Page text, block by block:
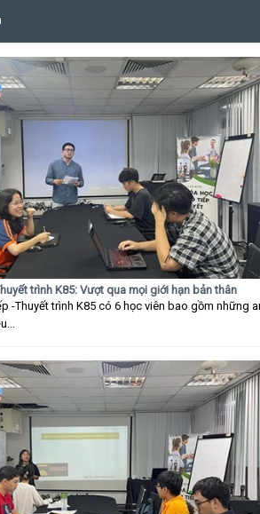
trình K85: Vượt qua mọi giới hạn bản thân
-Thuyết trình K85 có 6 học viên bao gồm những